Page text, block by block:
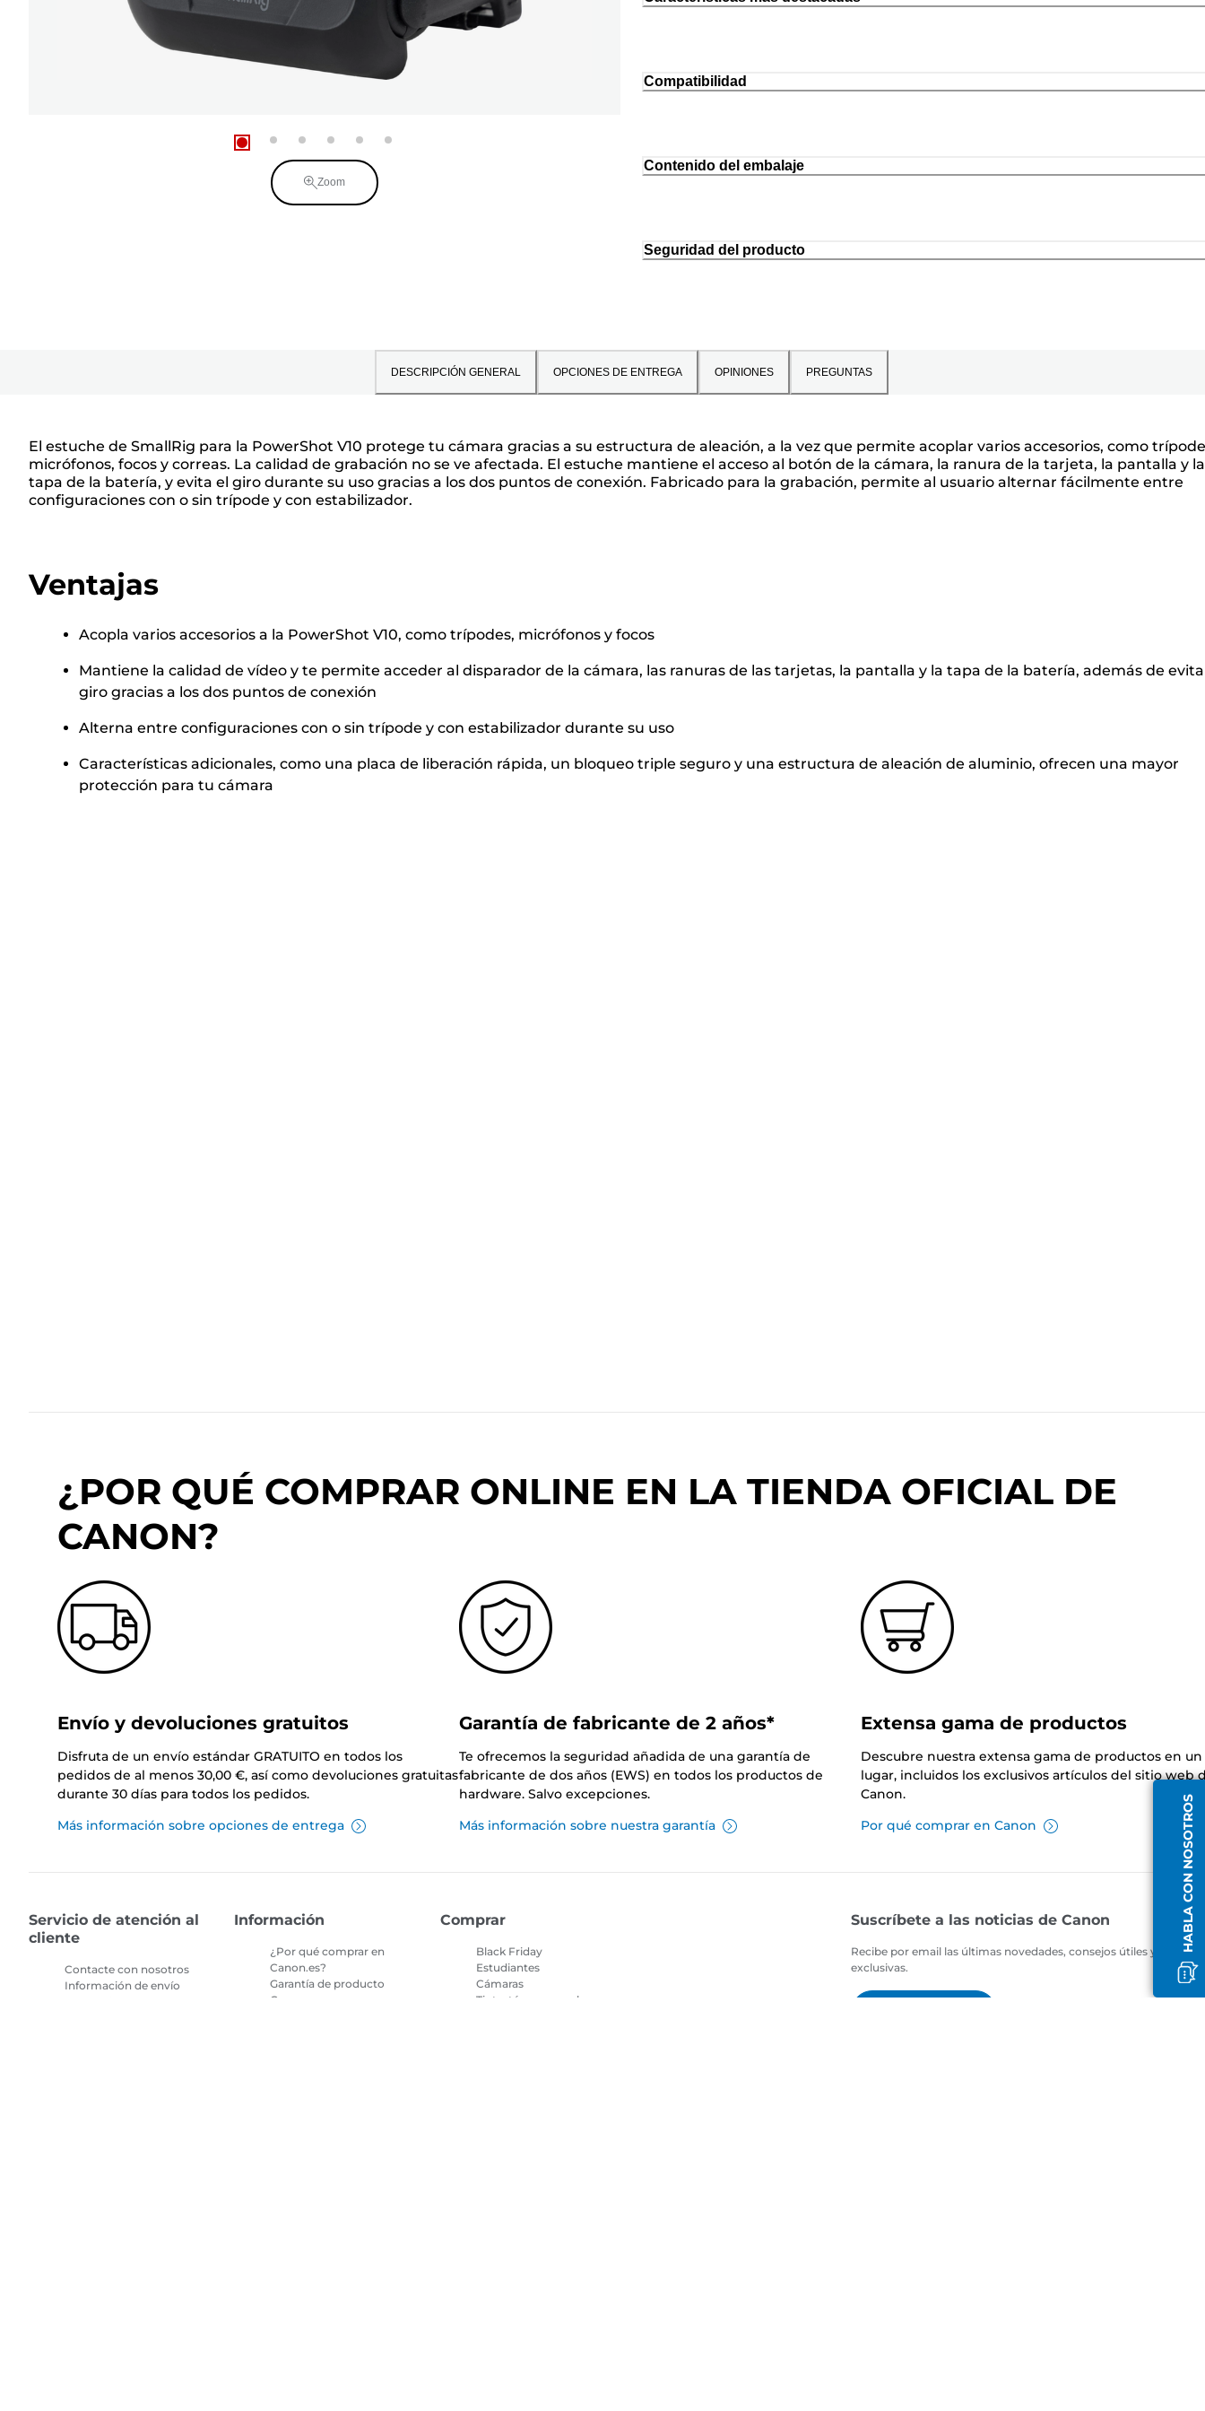
Zoom
Compatibilidad
Contenido del embalaje
Seguridad del producto
DESCRIPCIÓN GENERAL OPCIONES DE ENTREGA OPINIONES PREGUNTAS
El estuche de SmallRig para la PowerShot V10 protege tu cámara gracias a su estructura de aleación, a la vez que permite acoplar varios accesorios, como
micrófonos, focos y correas. La calidad de grabación no se ve afectada. El estuche mantiene el acceso al botón de la cámara, la ranura de la tarjeta, la pantalla y la
tapa de la batería, y evita el giro durante su uso gracias a los dos puntos de conexión. Fabricado para la grabación, permite al usuario alternar fácilmente entre
configuraciones con o sin trípode y con estabilizador.
Ventajas
Acopla varios accesorios a la PowerShot V10, como trípodes, micrófonos y focos
Mantiene la calidad de vídeo y te permite acceder al disparador de la cámara, las ranuras de las tarjetas, la pantalla y la tapa de la batería, además de
giro gracias a los dos puntos de conexión
Alterna entre configuraciones con o sin trípode y con estabilizador durante su uso
Características adicionales, como una placa de liberación rápida, un bloqueo triple seguro y una estructura de aleación de aluminio, ofrecen una mayor
protección para tu cámara
HABLA CON NOSOTROS
¿POR QUÉ COMPRAR ONLINE EN LA TIENDA OFICIAL DE
CANON?
Envío y devoluciones gratuitos
Disfruta de un envío estándar GRATUITO en todos los
pedidos de al menos 30,00 €, así como devoluciones gratuitas
durante 30 días para todos los pedidos.
Más información sobre opciones de entrega
Garantía de fabricante de 2 años*
Te ofrecemos la seguridad añadida de una garantía de
fabricante de dos años (EWS) en todos los productos de
hardware. Salvo excepciones.
Más información sobre nuestra garantía
Extensa gama de productos
Descubre nuestra extensa gama de productos en un
lugar, incluidos los exclusivos artículos del sitio web
Canon.
Por qué comprar en Canon
Servicio de atención al
cliente
Contacte con nosotros
Información de envío
Información
¿Por qué comprar en
Canon.es?
Garantía de producto
Compras seguras en
Comprar
Black Friday
Estudiantes
Cámaras
Tinta, tóner y papel
Suscríbete a las noticias de Canon
Recibe por email las últimas novedades, consejos útiles y ofertas
exclusivas.